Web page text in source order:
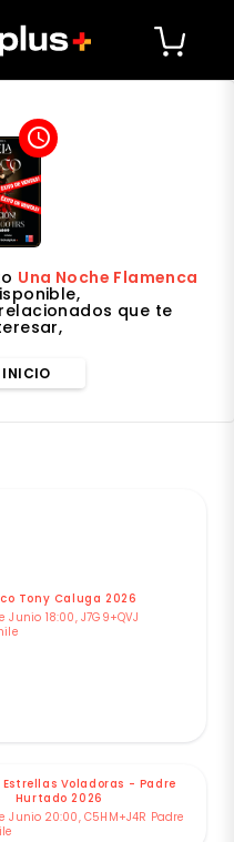
access_time
Una Noche Flamenca
que te
INICIO
Tony Caluga 2026
Junio 18:00, J7G9+QVJ
Estrellas Voladoras - Padre
Hurtado 2026
Junio 20:00, C5HM+J4R Padre